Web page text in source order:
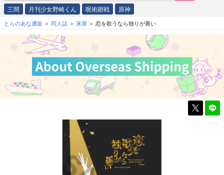
三間 月刊少女野崎くん 呪術廻戦 原神
とらのあな通販 同人誌 床屋 恋を歌うなら独りが善い